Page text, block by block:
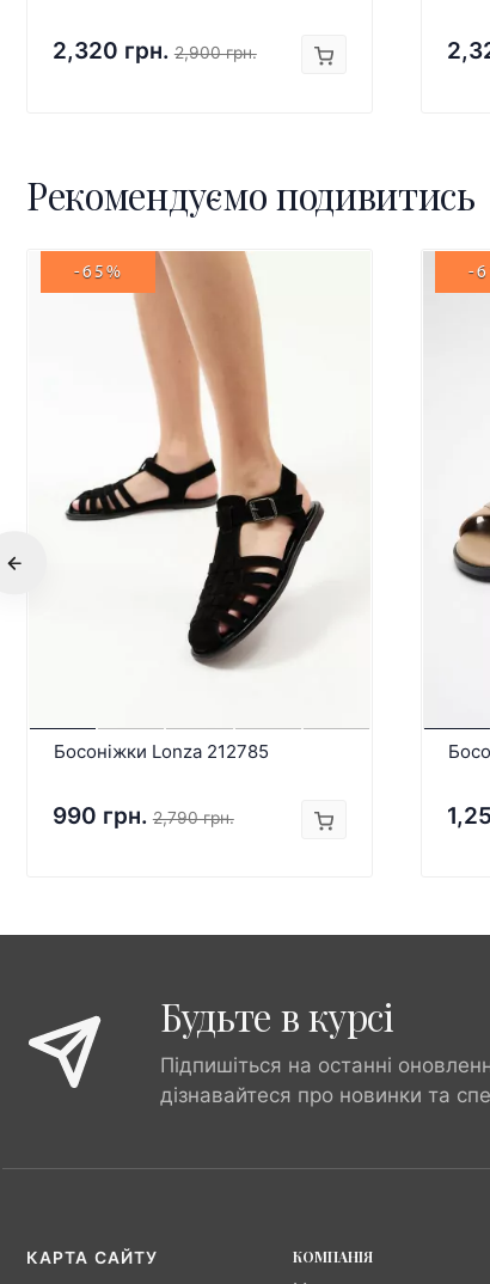
2,320 грн. 2,900 грн.
Рекомендуємо подивитись
-65%
Босоніжки Lonza 212785
990 грн. 2,790 грн.
-
Будьте в курсі
Підпишіться на останні
дізнавайтеся про новинки та
КАРТА САЙТУ
КОМПАНІЯ